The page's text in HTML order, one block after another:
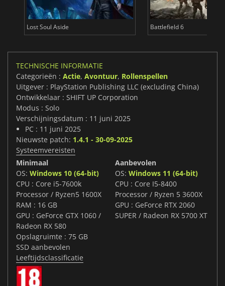
Lost Soul Aside Battlefield 6
TECHNISCHE INFORMATIE
Categorieën : Actie, Avontuur, Rollenspellen
Uitgever : PlayStation Publishing LLC (excluding China)
Ontwikkelaar : SHIFT UP Corporation
Modus : Solo
Verschijningsdatum : 11 juni 2025
PC : 11 juni 2025
Nieuwste patch: 1.4.1 - 30-09-2025
Systeemvereisten
Minimaal
OS: Windows 10 (64-bit)
CPU : Core i5-7600k
Processor / Ryzen5 1600X
RAM : 16 GB
GPU : GeForce GTX 1060 /
Radeon RX 580
Opslagruimte : 75 GB
SSD aanbevolen
Aanbevolen
OS: Windows 11 (64-bit)
CPU : Core I5-8400
Processor / Ryzen 5 3600X
GPU : GeForce RTX 2060
SUPER / Radeon RX 5700 XT
Leeftijdsclassificatie